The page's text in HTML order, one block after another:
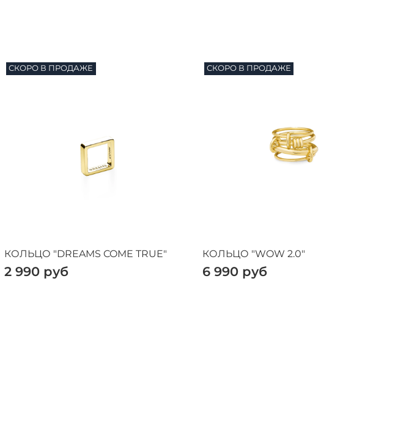
СКОРО В ПРОДАЖЕ
КОЛЬЦО "DREAMS COME TRUE"
2 990 руб
СКОРО В ПРОДАЖЕ
КОЛЬЦО "WOW 2.0"
6 990 руб